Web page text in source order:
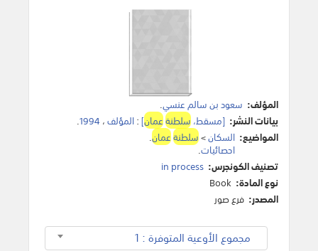
المؤلف: سعود بن سالم عنسي.
بيانات النشر: [مسقط،سلطنةعمان]
:المؤلف، 1994
.
المواضيع: السكان>سلطنةعمان.
احصائيات.
تصنيف الكونجرس: in process
نوع المادة: Book
المصدر: فرع صور
مجموع الأوعية المتوفرة : 1